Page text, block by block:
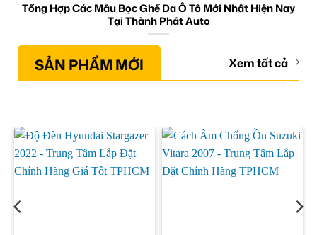
Tổng Hợp Các Mẫu Bọc Ghế Da Ô Tô Mới Nhất Hiện Nay
Tại Thành Phát Auto
SẢN PHẨM MỚI Xem tất cả